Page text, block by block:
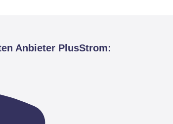
Anbieter PlusStrom: